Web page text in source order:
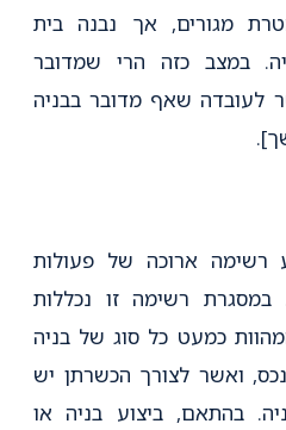
מגורים, אך נבנה בית
במצב כזה הרי שמדובר
לעובדה שאף מדובר בבניה
קובע רשימה ארוכה של פעולות
במסגרת רשימה זו נכללות
כמעט כל סוג של בניה
ואשר לצורך הכשרתן יש
בהתאם, ביצוע בניה או